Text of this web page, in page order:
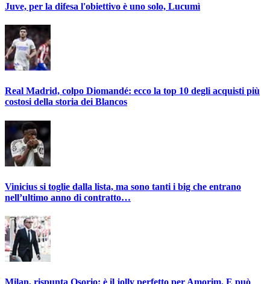
Juve, per la difesa l'obiettivo è uno solo, Lucumì
Real Madrid, colpo Diomandé: ecco la top 10 degli acquisti più
costosi della storia dei Blancos
Vinicius si toglie dalla lista, ma sono tanti i big che entrano
nell’ultimo anno di contratto…